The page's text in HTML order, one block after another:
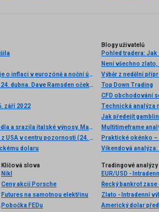
Ekonomický kalendář: První údaje o inflaci v eurozóně a noční údaje z Japonska (10.03.2025)
Přehled pro pár GBP/USD ze dne 24. dubna. Dave Ramsden očekává zpomalení inflace
září 2022
Rozbřesk: EU se "konečně" dohodla a srazila italské výnosy. Maďaři dnes zřejmě sníží sazby
Ekonomický kalendář: Data UoM z USA v centru pozornosti (24. 4. 2026)
dolaru
Blogy uživatelů
Pohled tradera:
Není všechno
Výběr z nedělní
Top Down Trading
CFD obchodování
Technická analýza
Jak předejít
Multitimeframe
Praktické okénko
Klíčová slova
Nikl
Ceny akcií Porsche
Futures na samotnou elektřinu
Pobočka FEDu
Tradingové analýzy
EUR/USD -
Řecký bankrot zase
Zlato - Intradenní
Americký dolar